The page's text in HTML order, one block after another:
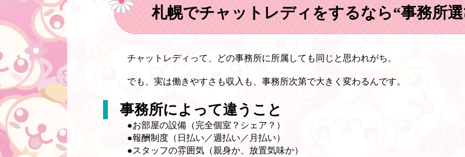
札幌でチャットレディをするなら“事務所選
チャットレディって、どの事務所に所属しても同じと思われがち。
でも、実は働きやすさも収入も、事務所次第で大きく変わる んです。
事務所によって違うこと
●お部屋の設備（完全個室？シェア？）
●報酬制度（日払い／週払い／月払い）
●スタッフの雰囲気（親身か、放置気味か）